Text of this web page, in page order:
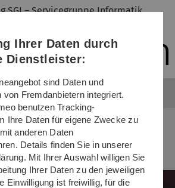
Direkt
Direkt
Direkt
(Sprache,
Drucken,
Media)
Direkt
Direkt
SGI – Servicegruppe Informatik
...
Ihrer Daten durch
Dienstleister:
sind Daten und
von Fremdanbietern integriert.
benutzen Tracking-
Ihre Daten für eigene Zwecke zu
anderen Daten
Details finden Sie in unserer
Mit Ihrer Auswahl willigen Sie
Ihrer Daten zu den jeweiligen
Einwilligung ist freiwillig, für die